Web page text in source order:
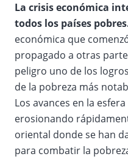
La crisis económica
todos los países
económica que
propagado a otras
peligro uno de los
de la pobreza más
Los avances en la
erosionando
oriental donde se han
para combatir la